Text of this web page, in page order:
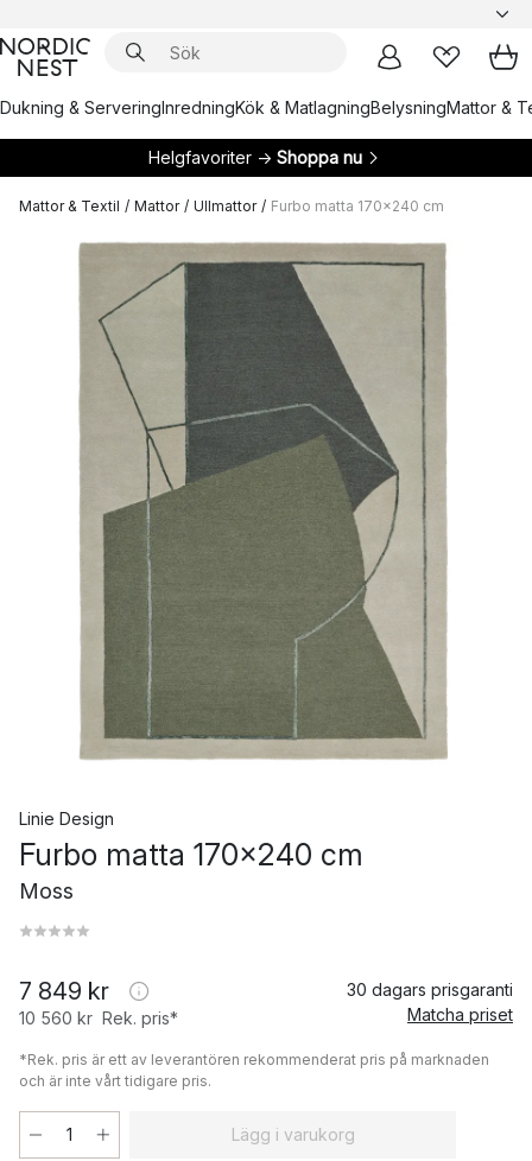
Dukning & ServeringInredningKök & MatlagningBelysningMattor &
Helgfavoriter → Shoppa nu
Mattor & Textil / Mattor / Ullmattor / Furbo matta 170x240 cm
Linie Design
Furbo matta 170x240 cm
Moss
7 849 kr
10 560 kr Rek. pris*
30 dagars prisgaranti
Matcha priset
*Rek. pris är ett av leverantören rekommenderat pris på marknaden
och är inte vårt tidigare pris.
Lägg i varukorg